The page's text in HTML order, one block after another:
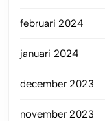
februari 2024
januari 2024
december 2023
november 2023